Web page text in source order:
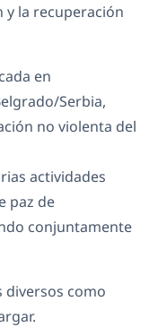
y la recuperación
en
Serbia,
no violenta del
actividades
paz de
conjuntamente
diversos como